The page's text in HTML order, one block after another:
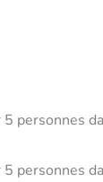
personnes
personnes